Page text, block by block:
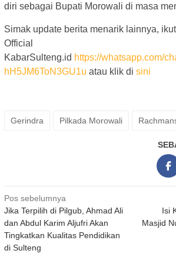
diri sebagai Bupati Morowali di masa
Simak update berita menarik lainnya,
Official
KabarSulteng.id https://whatsapp.com/
hH5JM6ToN3GU1u atau klik di sini
Gerindra Pilkada Morowali
Navigasi
pos
Pos sebelumnya
Jika Terpilih di Pilgub, Ahmad Ali
dan Abdul Karim Aljufri Akan
Tingkatkan Kualitas Pendidikan
di Sulteng
Isi
Masjid